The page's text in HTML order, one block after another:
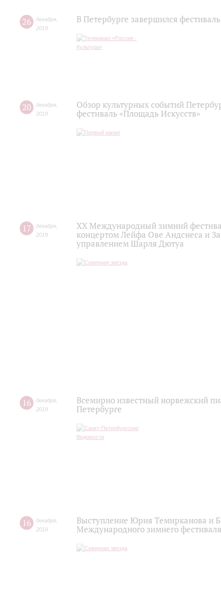
26 декабря
2019
В Петербурге завершился
20 декабря
2019
Обзор культурных событий
фестиваль «Площадь Искусств»
17 декабря
2019
XX Международный зимний
концертом Лейфа Ове Андснеса и
управлением Шарля Дютуа
16 декабря
2019
Всемирно известный норвежский
Петербурге
16 декабря
2019
Выступление Юрия Темирканова и
Международного зимнего